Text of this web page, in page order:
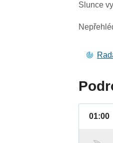
Slunce
01:00